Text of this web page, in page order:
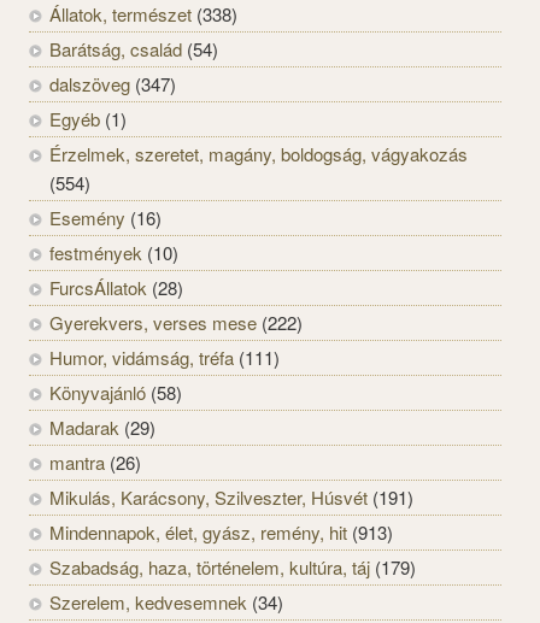
Állatok, természet (338)
Barátság, család (54)
dalszöveg (347)
Egyéb (1)
Érzelmek, szeretet, magány, boldogság, vágyakozás
(554)
Esemény (16)
festmények (10)
FurcsÁllatok (28)
Gyerekvers, verses mese (222)
Humor, vidámság, tréfa (111)
Könyvajánló (58)
Madarak (29)
mantra (26)
Mikulás, Karácsony, Szilveszter, Húsvét (191)
Mindennapok, élet, gyász, remény, hit (913)
Szabadság, haza, történelem, kultúra, táj (179)
Szerelem, kedvesemnek (34)